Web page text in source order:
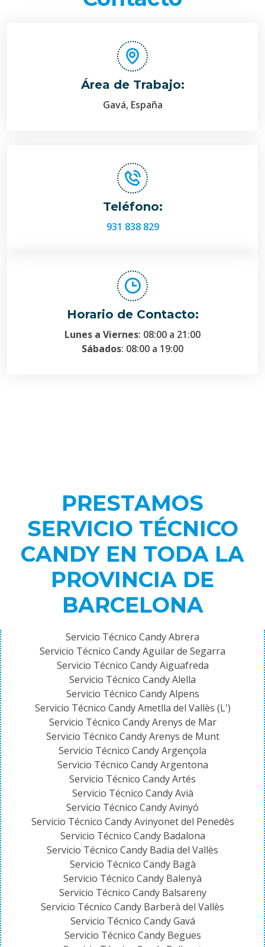
Área de Trabajo:
Gavá, España
Teléfono:
931 838 829
Horario de Contacto:
Lunes a Viernes: 08:00 a 21:00
Sábados: 08:00 a 19:00
PRESTAMOS
SERVICIO TÉCNICO
CANDY EN TODA LA
PROVINCIA DE
BARCELONA
Servicio Técnico Candy Abrera
Servicio Técnico Candy Aguilar de Segarra
Servicio Técnico Candy Aiguafreda
Servicio Técnico Candy Alella
Servicio Técnico Candy Alpens
Servicio Técnico Candy Ametlla del Vallès (L')
Servicio Técnico Candy Arenys de Mar
Servicio Técnico Candy Arenys de Munt
Servicio Técnico Candy Argençola
Servicio Técnico Candy Argentona
Servicio Técnico Candy Artés
Servicio Técnico Candy Avià
Servicio Técnico Candy Avinyó
Servicio Técnico Candy Avinyonet del Penedès
Servicio Técnico Candy Badalona
Servicio Técnico Candy Badia del Vallès
Servicio Técnico Candy Bagà
Servicio Técnico Candy Balenyà
Servicio Técnico Candy Balsareny
Servicio Técnico Candy Barberà del Vallès
Servicio Técnico Candy Gavá
Servicio Técnico Candy Begues